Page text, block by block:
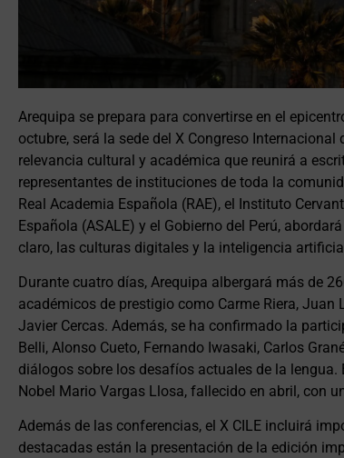
Arequipa se prepara para convertirse en el
octubre, será la sede del X Congreso
relevancia cultural y académica que reunirá a
representantes de instituciones de toda la
Real Academia Española (RAE), el Instituto
Española (ASALE) y el Gobierno del Perú,
claro, las culturas digitales y la inteligencia
Durante cuatro días, Arequipa albergará más de
académicos de prestigio como Carme Riera, Juan
Javier Cercas. Además, se ha confirmado la
Belli, Alonso Cueto, Fernando Iwasaki, Carlos
diálogos sobre los desafíos actuales de la
Nobel Mario Vargas Llosa, fallecido en abril, con
Además de las conferencias, el X CILE incluirá
destacadas están la presentación de la edición